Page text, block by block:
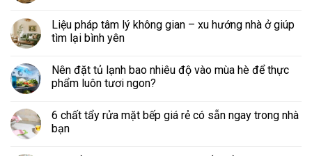
Liệu pháp tâm lý không gian – xu hướng nhà ở giúp
tìm lại bình yên
Nên đặt tủ lạnh bao nhiêu độ vào mùa hè để thực
phẩm luôn tươi ngon?
6 chất tẩy rửa mặt bếp giá rẻ có sẵn ngay trong nhà
bạn